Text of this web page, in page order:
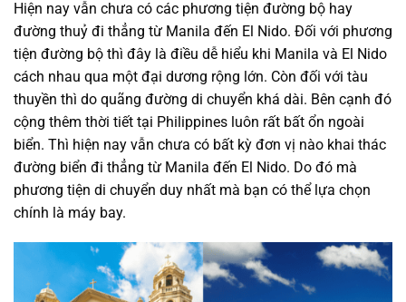
Hiện nay vẫn chưa có các phương tiện đường bộ hay
đường thuỷ đi thẳng từ Manila đến El Nido. Đối với phương
tiện đường bộ thì đây là điều dễ hiểu khi Manila và El Nido
cách nhau qua một đại dương rộng lớn. Còn đối với tàu
thuyền thì do quãng đường di chuyển khá dài. Bên cạnh đó
cộng thêm thời tiết tại Philippines luôn rất bất ổn ngoài
biển. Thì hiện nay vẫn chưa có bất kỳ đơn vị nào khai thác
đường biển đi thẳng từ Manila đến El Nido. Do đó mà
phương tiện di chuyển duy nhất mà bạn có thể lựa chọn
chính là máy bay.